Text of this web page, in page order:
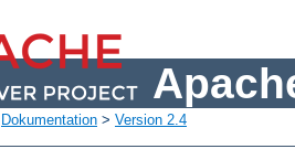
Dokumentation > Version 2.4